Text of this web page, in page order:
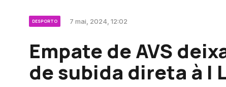
DESPORTO 7 mai, 2024, 12:02
Empate de AVS
de subida direta à I